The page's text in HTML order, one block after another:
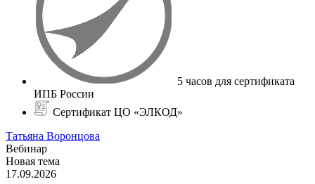
5 часов для сертификата
ИПБ России
Сертификат ЦО «ЭЛКОД»
Татьяна Воронцова
Вебинар
Новая тема
17.09.2026